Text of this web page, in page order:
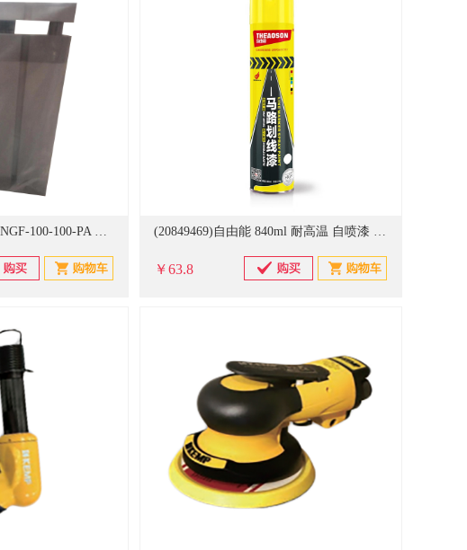
(20847376)FESTO ADNGF-100-100-PA 气缸(单位：个) (20849469)自由能 840ml 耐高温 自喷漆 黄色(单位：瓶)
￥63.8